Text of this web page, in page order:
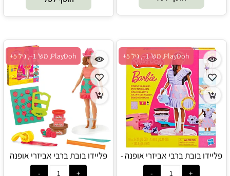
PlayDoh, מש' 1+, גיל 5+
פליידו בובת ברבי אביזרי אופנה -
Play-Doh
PlayDoh, מש' 1+, גיל 5+
פליידו בובת ברבי אביזרי אופנה
פרחים - Play-Doh